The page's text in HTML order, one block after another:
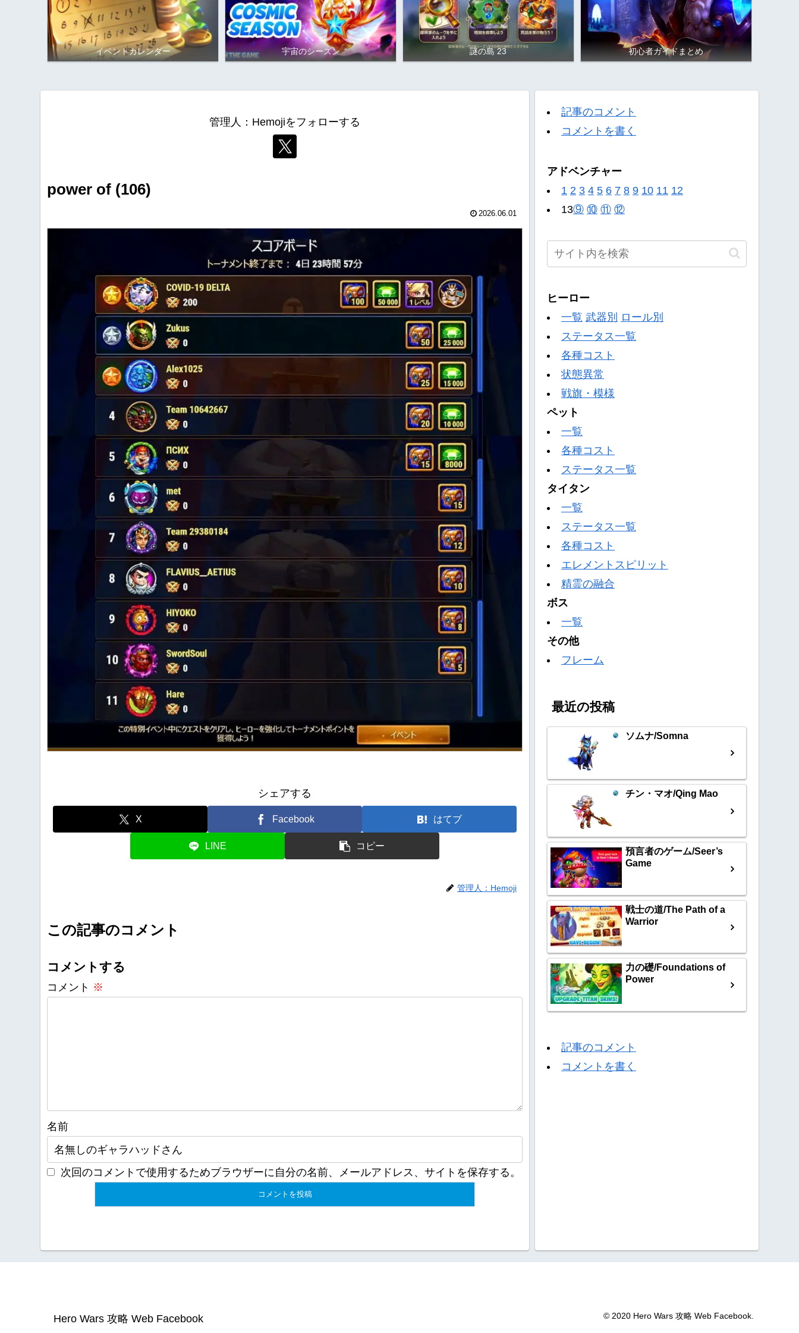
イベントカレンダー 宇宙のシーズン 謎の島 23 初心者ガイドまとめ
管理人：Hemojiをフォローする
power of (106)
2026.06.01
シェアする
X Facebook はてブ
LINE コピー
管理人：Hemoji
この記事のコメント
コメントする
コメント ※
名前
次回のコメントで使用するためブラウザーに自分の名前、メールアドレス、サイトを保存する。
記事のコメント
コメントを書く
アドベンチャー
1 2 3 4 5 6 7 8 9 10 11 12
13⑨ ⑩ ⑪ ⑫
ヒーロー
一覧 武器別 ロール別
ステータス一覧
各種コスト
状態異常
戦旗・模様
ペット
一覧
各種コスト
ステータス一覧
タイタン
一覧
ステータス一覧
各種コスト
エレメントスピリット
精霊の融合
ボス
一覧
その他
フレーム
最近の投稿
ソムナ/Somna
チン・マオ/Qing Mao
預言者のゲーム/Seer’s
Game
戦士の道/The Path of a
Warrior
力の礎/Foundations of
Power
記事のコメント
コメントを書く
Hero Wars 攻略 Web Facebook © 2020 Hero Wars 攻略 Web Facebook.